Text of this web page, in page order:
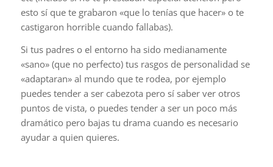
esto sí que te grabaron «que lo tenías que hacer» o te
castigaron horrible cuando fallabas).
Si tus padres o el entorno ha sido medianamente
«sano» (que no perfecto) tus rasgos de personalidad se
«adaptaran» al mundo que te rodea, por ejemplo
puedes tender a ser cabezota pero sí saber ver otros
puntos de vista, o puedes tender a ser un poco más
dramático pero bajas tu drama cuando es necesario
ayudar a quien quieres.